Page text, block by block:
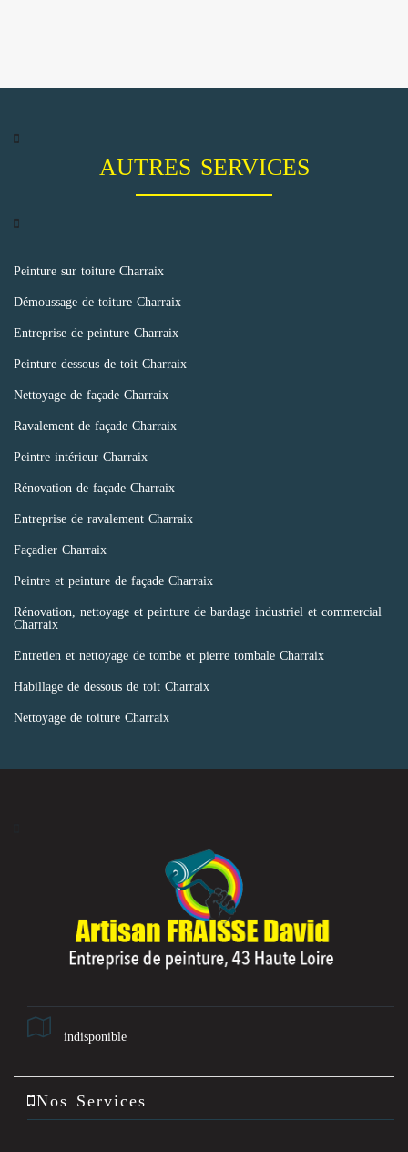
AUTRES SERVICES
Peinture sur toiture Charraix
Démoussage de toiture Charraix
Entreprise de peinture Charraix
Peinture dessous de toit Charraix
Nettoyage de façade Charraix
Ravalement de façade Charraix
Peintre intérieur Charraix
Rénovation de façade Charraix
Entreprise de ravalement Charraix
Façadier Charraix
Peintre et peinture de façade Charraix
Rénovation, nettoyage et peinture de bardage industriel et commercial
Charraix
Entretien et nettoyage de tombe et pierre tombale Charraix
Habillage de dessous de toit Charraix
Nettoyage de toiture Charraix
indisponible
Nos Services